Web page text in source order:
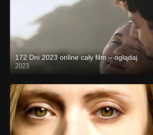
172 Dni 2023 online cały film – oglądaj
2023